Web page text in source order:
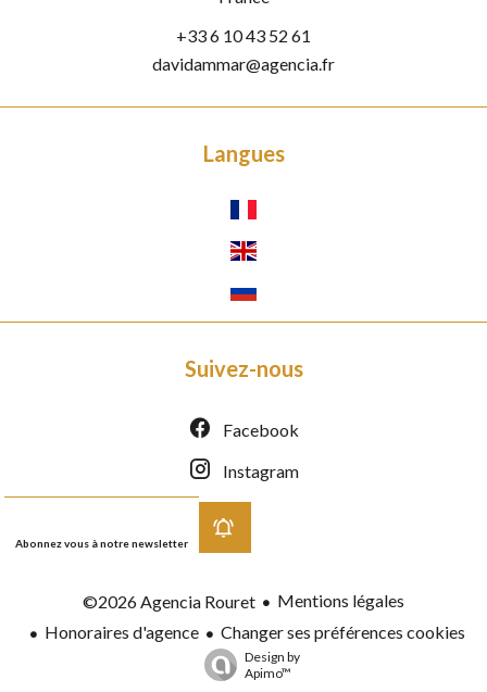
+33 6 10 43 52 61
davidammar@agencia.fr
Langues
Suivez-nous
Facebook
Instagram
Abonnez vous à notre newsletter
©2026 Agencia Rouret
Mentions légales
Honoraires d'agence
Changer ses préférences cookies
Design by
Apimo™